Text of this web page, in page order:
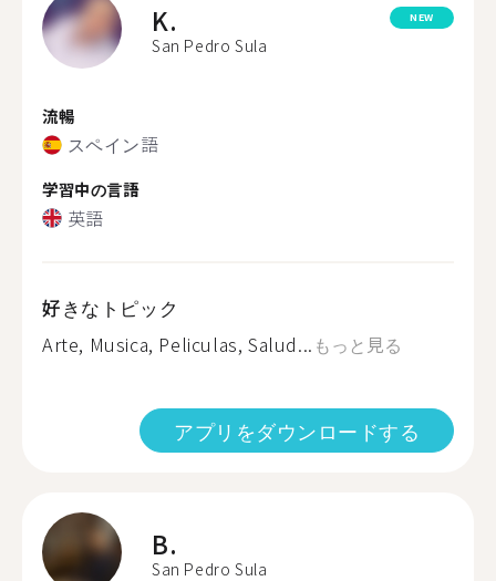
K.
San Pedro Sula
NEW
流暢
スペイン語
学習中の言語
英語
好きなトピック
Arte, Musica, Peliculas, Salud... もっと見る
アプリをダウンロードする
B.
San Pedro Sula